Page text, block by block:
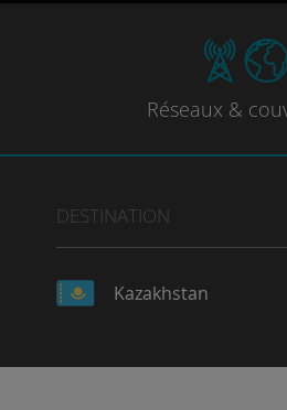
Réseaux &
DESTINATION
Kazakhstan